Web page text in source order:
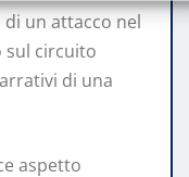
di un attacco nel
sul circuito
di una
aspetto